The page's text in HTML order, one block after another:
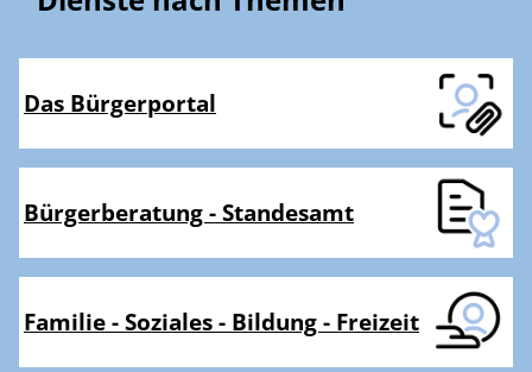
Das Bürgerportal
Bürgerberatung - Standesamt
Familie - Soziales - Bildung - Freizeit